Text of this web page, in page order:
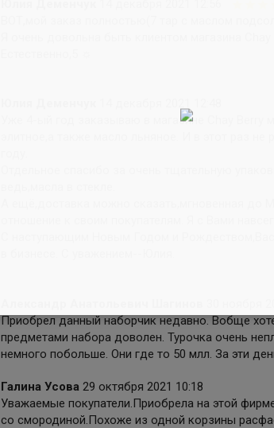
ВОТ,мой заказ полностью(7 тар с маслом
Уже 4-ый год заказываю в магазине Chay
элитное,а также масло льняное. И в этот раз
Отдельное спасибо за очень тщательную
А ещё,доставка можно сказать,мгновенная
С наступающим Новым Годом и
Приобрел данный наборчик недавно. Вобще
предметами набора доволен. Турочка очень
немного побольше. Они где то 50 млл. За эти
Галина Усова 29 октября 2021 10:18
Уважаемые покупатели.Приобрела на этой
со смородиной.Похоже из одной корзины